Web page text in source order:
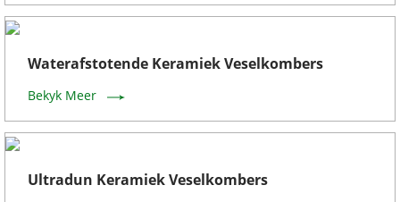
Waterafstotende Keramiek Veselkombers
Bekyk Meer
Ultradun Keramiek Veselkombers